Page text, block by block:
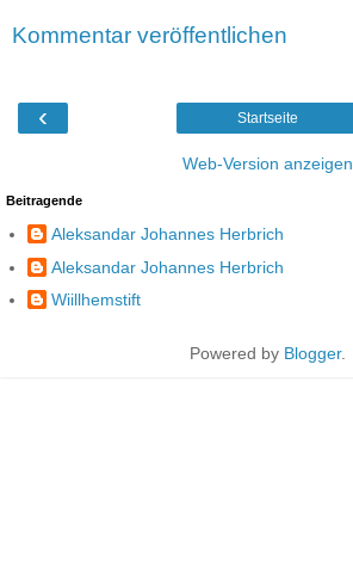
Kommentar veröffentlichen
‹ Startseite
Web-Version anzeigen
Beitragende
Aleksandar Johannes Herbrich
Aleksandar Johannes Herbrich
Wiillhemstift
Powered by Blogger.